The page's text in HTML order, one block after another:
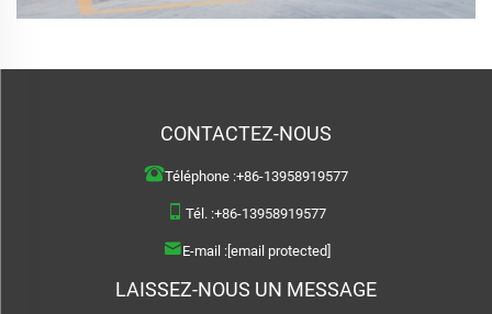
CONTACTEZ-NOUS
Téléphone :+86-13958919577
Tél. :+86-13958919577
E-mail :[email protected]
LAISSEZ-NOUS UN MESSAGE